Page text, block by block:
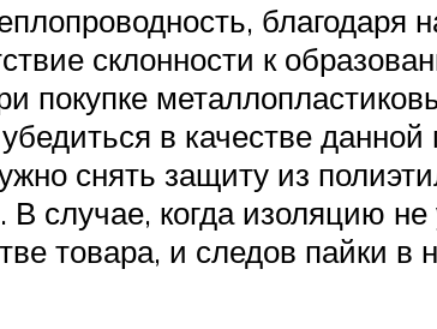
склонности к
покупке
в качестве
снять защиту из
когда изоляцию не
товара, и следов пайки в